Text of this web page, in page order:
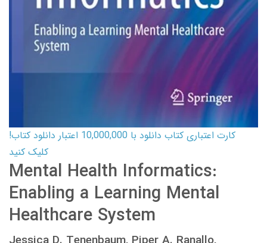
کارت اعتباری کتاب دانلود با 10,000,000 اعتبار دانلود کتاب!
کلیک کنید
Mental Health Informatics:
Enabling a Learning Mental
Healthcare System